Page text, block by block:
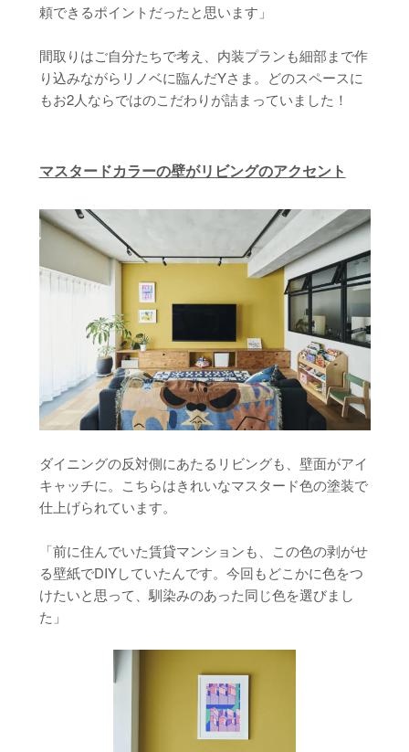
頼できるポイントだったと思います」
間取りはご自分たちで考え、内装プランも細部まで作
り込みながらリノベに臨んだYさま。どのスペースに
もお2人ならではのこだわりが詰まっていました！
マスタードカラーの壁がリビングのアクセント
ダイニングの反対側にあたるリビングも、壁面がアイ
キャッチに。こちらはきれいなマスタード色の塗装で
仕上げられています。
「前に住んでいた賃貸マンションも、この色の剥がせ
る壁紙でDIYしていたんです。今回もどこかに色をつ
けたいと思って、馴染みのあった同じ色を選びまし
た」